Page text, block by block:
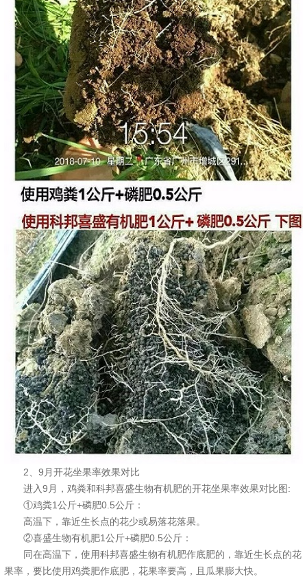
2、9月开花坐果率效果对比
进入9月，鸡粪和科邦喜盛生物有机肥的开花坐果率效果对比图:
①鸡粪1公斤+磷肥0.5公斤：
高温下，靠近生长点的花少或易落花落果。
②喜盛生物有机肥1公斤+磷肥0.5公斤：
同在高温下，使用科邦喜盛生物有机肥作底肥的，靠近生长点的花
果率，要比使用鸡粪肥作底肥，花果率要高，且瓜果膨大快。